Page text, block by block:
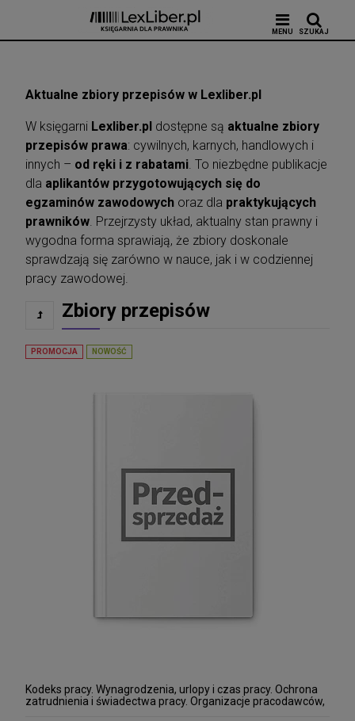
MENU SZUKAJ
Aktualne zbiory przepisów w Lexliber.pl
W księgarni Lexliber.pl dostępne są aktualne zbiory
przepisów prawa: cywilnych, karnych, handlowych i
innych – od ręki i z rabatami. To niezbędne publikacje
dla aplikantów przygotowujących się do
egzaminów zawodowych oraz dla praktykujących
prawników. Przejrzysty układ, aktualny stan prawny i
wygodna forma sprawiają, że zbiory doskonale
sprawdzają się zarówno w nauce, jak i w codziennej
pracy zawodowej.
Zbiory przepisów
Kodeks pracy. Wynagrodzenia, urlopy i czas pracy. Ochrona
zatrudnienia i świadectwa pracy. Organizacje pracodawców,
PROMOCJA NOWOŚĆ